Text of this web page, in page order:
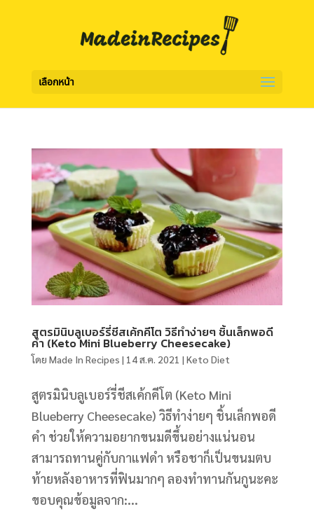
เลือกหน้า
สูตรมินิบลูเบอร์รี่ชีสเค้กคีโต วิธีทำง่ายๆ ชิ้นเล็กพอดี
คำ (Keto Mini Blueberry Cheesecake)
โดย Made In Recipes | 14 ส.ค. 2021 | Keto Diet
สูตรมินิบลูเบอร์รี่ชีสเค้กคีโต (Keto Mini
Blueberry Cheesecake) วิธีทำง่ายๆ ชิ้นเล็กพอดี
คำ ช่วยให้ความอยากขนมดีขึ้นอย่างแน่นอน
สามารถทานคู่กับกาแฟดำ หรือชาก็เป็นขนมตบ
ท้ายหลังอาหารที่ฟินมากๆ ลองทำทานกันกูนะคะ
ขอบคุณข้อมูลจาก:...